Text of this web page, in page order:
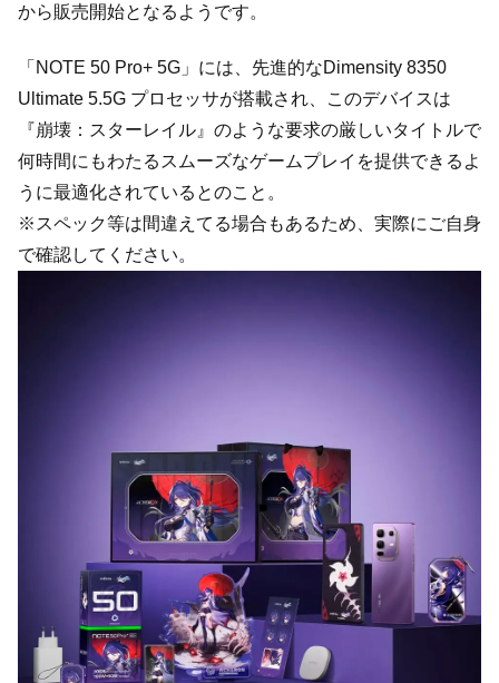
から販売開始となるようです。
「NOTE 50 Pro+ 5G」には、先進的なDimensity 8350
Ultimate 5.5G プロセッサが搭載され、このデバイスは
『崩壊：スターレイル』のような要求の厳しいタイトルで
何時間にもわたるスムーズなゲームプレイを提供できるよ
うに最適化されているとのこと。
※スペック等は間違えてる場合もあるため、実際にご自身
で確認してください。